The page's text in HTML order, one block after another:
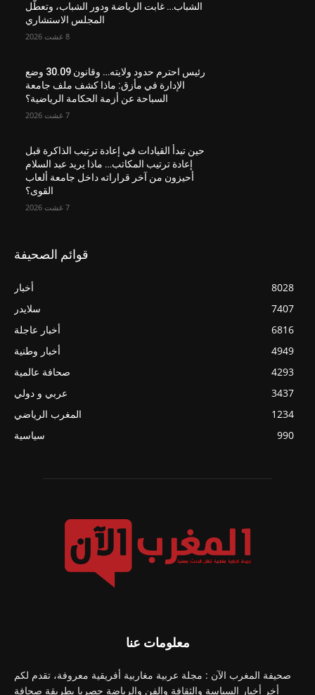
الشباب… غابت الرياضة ودور الشباب، وتعطّل
المجلس الاستشاري
8 غشت 2026
رئيس احترم حدود ولايته… وقانون 30.09 وضع
الإدارة في مأزق: ماذا كشف ملف جامعة
السباحة عن أزمة الحكامة الرياضية؟
7 غشت 2026
حين تبدأ القيادات في إعادة ترتيب الذاكرة قبل
إعادة ترتيب المكاتب… ماذا يريد عبد السلام
أحيزون من آخر قراراته داخل جامعة ألعاب
القوى؟
7 غشت 2026
قوائم الصحيفة
أخبار
8028
سلايدر
7407
أخبار عاجلة
6816
أخبار وطنية
4949
صحافة عالمية
4293
عربي و دولي
3437
المغرب الرياضي
1234
سياسية
990
معلومات عنا
صحيفة المغرب الآن : مجلة عربية مغاربية أفريقية معروفة، تقدم لكم
أخر أخبار السياسة والثقافة والفن والرياضة حصريا بطريقة صحافة